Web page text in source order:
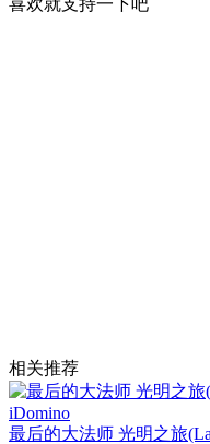
相关推荐
最后的大法师 光明之旅